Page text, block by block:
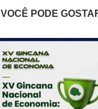
VOCÊ PODE